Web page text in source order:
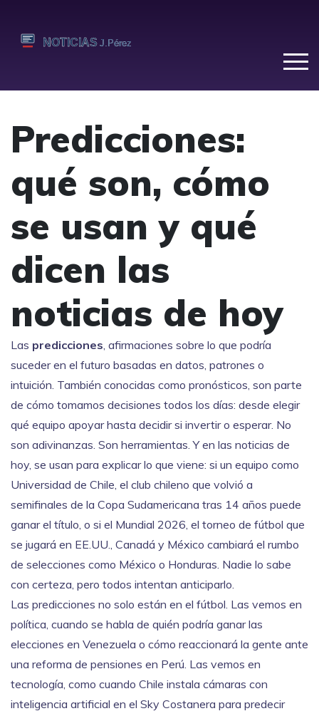
Predicciones:
qué son, cómo
se usan y qué
dicen las
noticias de hoy
Las predicciones, afirmaciones sobre lo que podría
suceder en el futuro basadas en datos, patrones o
intuición. También conocidas como pronósticos, son parte
de cómo tomamos decisiones todos los días: desde elegir
qué equipo apoyar hasta decidir si invertir o esperar. No
son adivinanzas. Son herramientas. Y en las noticias de
hoy, se usan para explicar lo que viene: si un equipo como
Universidad de Chile, el club chileno que volvió a
semifinales de la Copa Sudamericana tras 14 años puede
ganar el título, o si el Mundial 2026, el torneo de fútbol que
se jugará en EE.UU., Canadá y México cambiará el rumbo
de selecciones como México o Honduras. Nadie lo sabe
con certeza, pero todos intentan anticiparlo.
Las predicciones no solo están en el fútbol. Las vemos en
política, cuando se habla de quién podría ganar las
elecciones en Venezuela o cómo reaccionará la gente ante
una reforma de pensiones en Perú. Las vemos en
tecnología, como cuando Chile instala cámaras con
inteligencia artificial en el Sky Costanera para predecir